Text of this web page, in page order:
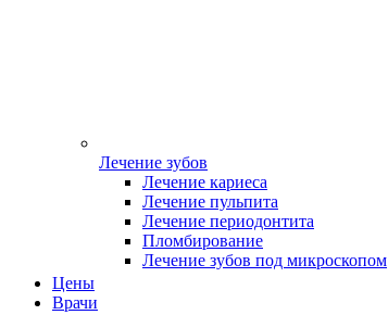
Лечение зубов
Лечение кариеса
Лечение пульпита
Лечение периодонтита
Пломбирование
Лечение зубов под микроскопом
Цены
Врачи